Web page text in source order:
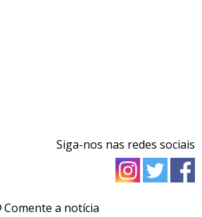
Siga-nos nas redes sociais
Comente a notícia